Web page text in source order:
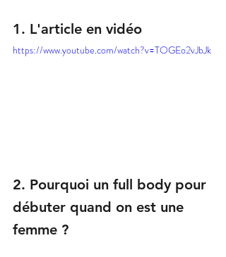
1. L'article en vidéo
https://www.youtube.com/watch?v=TOGEo2vJbJk
2. Pourquoi un full body pour
débuter quand on est une
femme ?